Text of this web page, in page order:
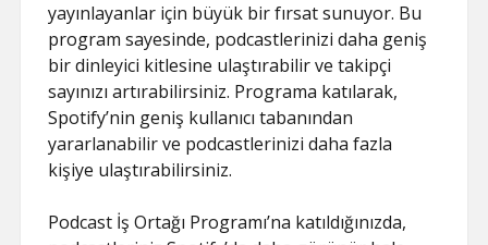
yayınlayanlar için büyük bir fırsat sunuyor. Bu
program sayesinde, podcastlerinizi daha geniş
bir dinleyici kitlesine ulaştırabilir ve takipçi
sayınızı artırabilirsiniz. Programa katılarak,
Spotify’nin geniş kullanıcı tabanından
yararlanabilir ve podcastlerinizi daha fazla
kişiye ulaştırabilirsiniz.
Podcast İş Ortağı Programı’na katıldığınızda,